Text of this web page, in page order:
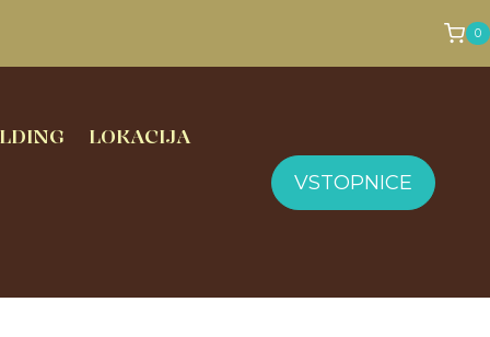
0
LOKACIJA
VSTOPNICE